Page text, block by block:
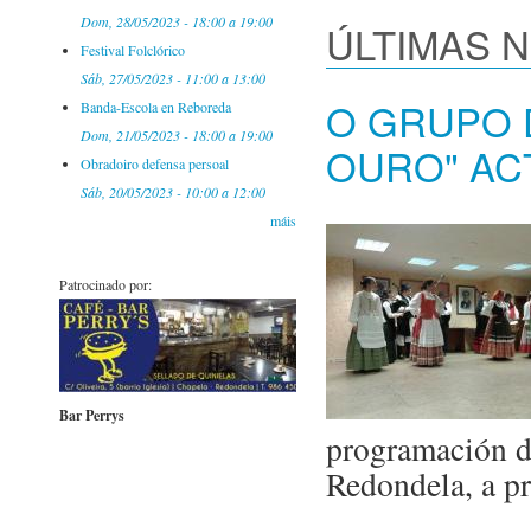
Dom, 28/05/2023 - 18:00a 19:00
Festival Folclórico
Sáb, 27/05/2023 - 11:00a 13:00
Banda-Escola en Reboreda
Dom, 21/05/2023 - 18:00a 19:00
Obradoiro defensa persoal
Sáb, 20/05/2023 - 10:00a 12:00
máis
Patrocinado por:
Bar Perrys
ÚLTIMAS
O GRUPO
OURO"
programación
Redondela, a